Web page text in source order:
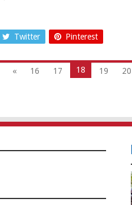
Twitter Pinterest
« 16 17 18 19 20